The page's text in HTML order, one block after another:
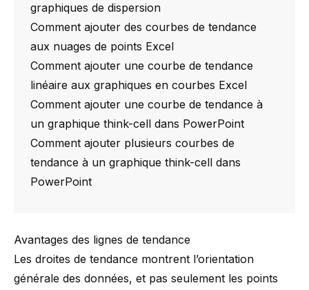
graphiques de dispersion
Comment ajouter des courbes de tendance
aux nuages de points Excel
Comment ajouter une courbe de tendance
linéaire aux graphiques en courbes Excel
Comment ajouter une courbe de tendance à
un graphique think-cell dans PowerPoint
Comment ajouter plusieurs courbes de
tendance à un graphique think-cell dans
PowerPoint
Avantages des lignes de tendance
Les droites de tendance montrent l’orientation
générale des données, et pas seulement les points